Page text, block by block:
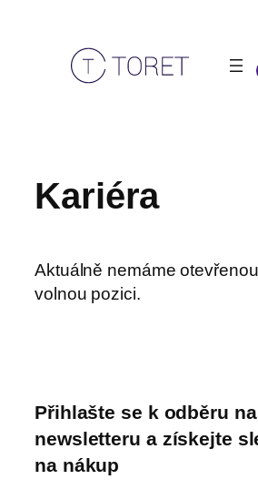
Kariéra
Aktuálně nemáme
volnou pozici.
Přihlašte se k odběru
newsletteru a získejte
na nákup